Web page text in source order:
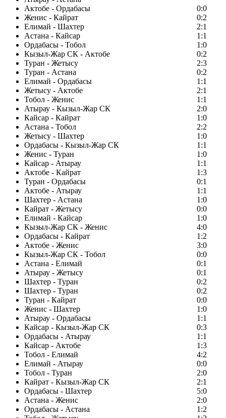
Актобе - Ордабасы
0:0
Женис - Кайрат
0:2
Елимай - Шахтер
2:1
Астана - Кайсар
1:1
Ордабасы - Тобол
1:0
Кызыл-Жар СК - Актобе
0:2
Туран - Жетысу
2:3
Туран - Астана
0:2
Елимай - Ордабасы
1:1
Жетысу - Актобе
2:1
Тобол - Женис
1:1
Атырау - Кызыл-Жар СК
2:0
Кайсар - Кайрат
1:0
Астана - Тобол
2:2
Жетысу - Шахтер
1:0
Ордабасы - Кызыл-Жар СК
1:1
Женис - Туран
1:0
Кайсар - Атырау
1:1
Актобе - Кайрат
1:3
Туран - Ордабасы
0:1
Актобе - Атырау
1:1
Шахтер - Астана
1:0
Кайрат - Жетысу
0:0
Елимай - Кайсар
1:0
Кызыл-Жар СК - Женис
4:0
Ордабасы - Кайрат
1:2
Актобе - Женис
3:0
Кызыл-Жар СК - Тобол
0:0
Астана - Елимай
0:1
Атырау - Жетысу
0:1
Шахтер - Туран
0:2
Шахтер - Туран
0:2
Туран - Кайрат
0:0
Женис - Шахтер
1:0
Атырау - Ордабасы
1:1
Кайсар - Кызыл-Жар СК
0:3
Ордабасы - Атырау
1:1
Кайсар - Актобе
1:3
Тобол - Елимай
4:2
Елимай - Атырау
0:0
Тобол - Туран
2:0
Кайрат - Кызыл-Жар СК
2:1
Ордабасы - Шахтер
5:0
Астана - Женис
2:0
Ордабасы - Астана
1:2